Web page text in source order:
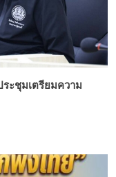
ะชุมเตรียมความ